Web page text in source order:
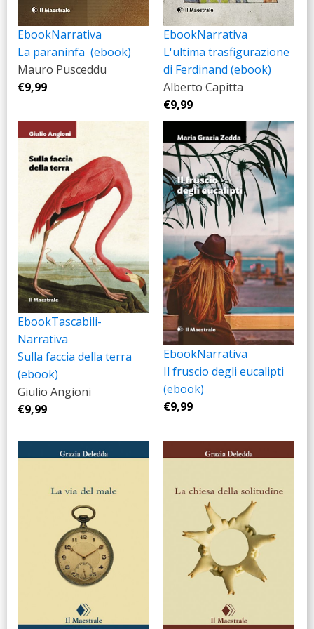
EbookNarrativa
La paraninfa (ebook)
Mauro Pusceddu
€9,99
EbookNarrativa
L'ultima trasfigurazione
di Ferdinand (ebook)
Alberto Capitta
€9,99
EbookTascabili-
Narrativa
Sulla faccia della terra
(ebook)
Giulio Angioni
€9,99
EbookNarrativa
Il fruscio degli eucalipti
(ebook)
€9,99